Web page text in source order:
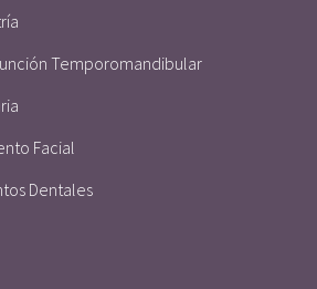
Temporomandibular
Facial
Dentales